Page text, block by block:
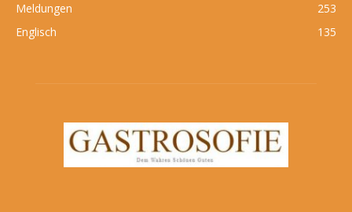
Meldungen
253
Englisch
135